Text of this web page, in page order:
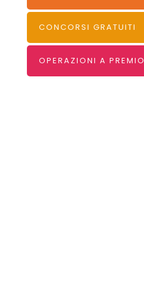
CONCORSI GRATUITI
OPERAZIONI A PREMIO